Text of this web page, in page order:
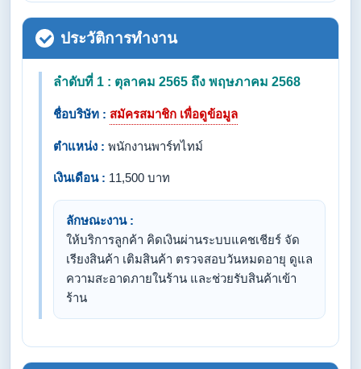
ประวัติการทำงาน
ลำดับที่ 1 : ตุลาคม 2565 ถึง พฤษภาคม 2568
ชื่อบริษัท : สมัครสมาชิก เพื่อดูข้อมูล
ตำแหน่ง : พนักงานพาร์ทไทม์
เงินเดือน : 11,500 บาท
ลักษณะงาน :
ให้บริการลูกค้า คิดเงินผ่านระบบแคชเชียร์ จัด
เรียงสินค้า เติมสินค้า ตรวจสอบวันหมดอายุ ดูแล
ความสะอาดภายในร้าน และช่วยรับสินค้าเข้า
ร้าน